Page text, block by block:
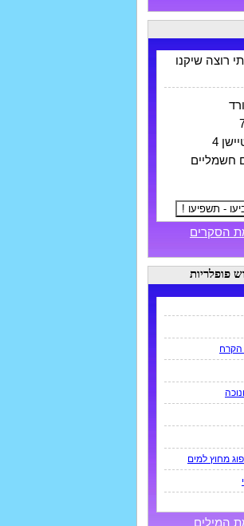
רוצה שיקנו
4
חשמליים
הסקרים
פופלריות
הקרח
מחוץ למים
המילים